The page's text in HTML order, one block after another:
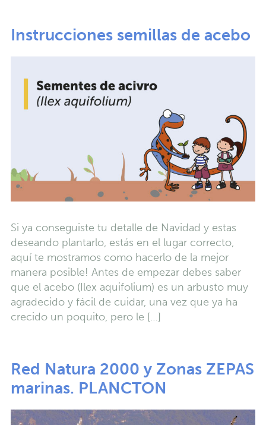
Instrucciones semillas de acebo
Si ya conseguiste tu detalle de Navidad y estas
deseando plantarlo, estás en el lugar correcto,
aquí te mostramos como hacerlo de la mejor
manera posible! Antes de empezar debes saber
que el acebo (Ilex aquifolium) es un arbusto muy
agradecido y fácil de cuidar, una vez que ya ha
crecido un poquito, pero le […]
Red Natura 2000 y Zonas ZEPAS
marinas. PLANCTON